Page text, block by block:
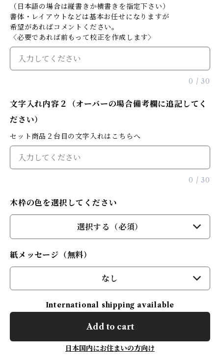
（日本語の場合は縦書きか横書きを指定下さい）
書体・レイアウトなどは基本お任せになりますが
希望があればコメントください。
〈必要であれば前もって校正を作成します〉
0 / 30
文字入れ内容２（オーバーの場合備考欄に追記してく
ださい）
セット商品２台目の文字入れはこちらへ
0 / 30
木枠の色を選択してください
選択する（必須）
紙メッセージ（無料）
なし
International shipping available
Add to cart
日本国内にお住まいの方向け